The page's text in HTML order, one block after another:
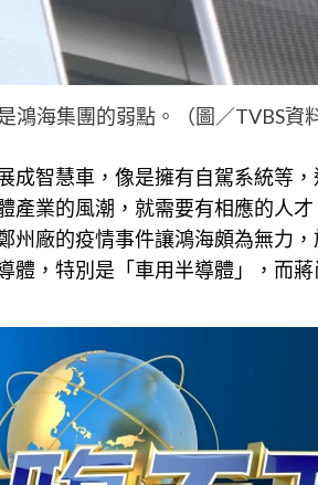
鴻海集團的弱點。（圖／TVBS資
成智慧車，像是擁有自駕系統等
業的風潮，就需要有相應的人才
州廠的疫情事件讓鴻海頗為無力
體，特別是「車用半導體」，而